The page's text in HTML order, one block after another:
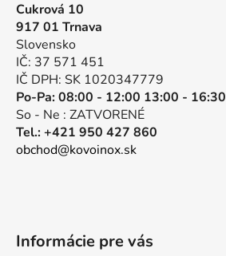
Cukrová 10
917 01 Trnava
Slovensko
IČ: 37 571 451
IČ DPH: SK 1020347779
Po-Pa: 08:00 - 12:00 13:00 - 16:30
So - Ne : ZATVORENÉ
Tel.: +421 950 427 860
obchod@kovoinox.sk
Informácie pre vás